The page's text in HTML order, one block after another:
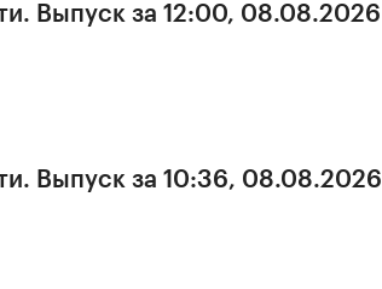
Выпуск за 12:00, 08.08.2026
Выпуск за 10:36, 08.08.2026